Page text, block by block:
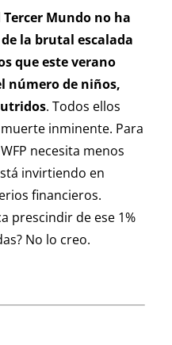
Tercer Mundo no ha
la brutal escalada
que este verano
número de niños,
. Todos ellos
inminente. Para
necesita menos
invirtiendo en
financieros.
prescindir de ese 1%
No lo creo.